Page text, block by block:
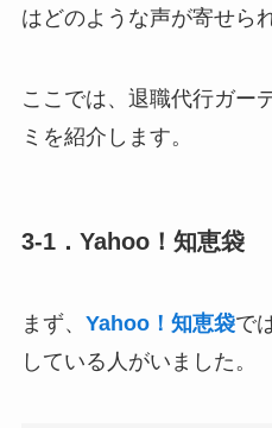
はどのような声が寄せら
ここでは、退職代行ガー
ミを紹介します。
3-1．Yahoo！知恵袋
まず、 Yahoo！知恵袋で
している人がいました。